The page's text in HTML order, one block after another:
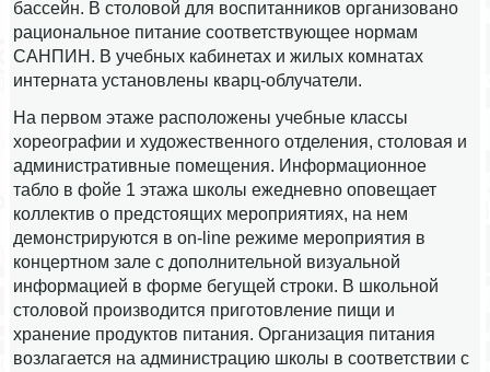
бассейн. В столовой для воспитанников организовано
рациональное питание соответствующее нормам
САНПИН. В учебных кабинетах и жилых комнатах
интерната установлены кварц-облучатели.
На первом этаже расположены учебные классы
хореографии и художественного отделения, столовая и
административные помещения. Информационное
табло в фойе 1 этажа школы ежедневно оповещает
коллектив о предстоящих мероприятиях, на нем
демонстрируются в on-line режиме мероприятия в
концертном зале c дополнительной визуальной
информацией в форме бегущей строки. В школьной
столовой производится приготовление пищи и
хранение продуктов питания. Организация питания
возлагается на администрацию школы в соответствии с